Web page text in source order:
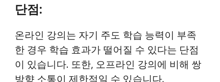
단점:
온라인 강의는 자기 주도 학습 능력이 부족
한 경우 학습 효과가 떨어질 수 있다는 단점
이 있습니다. 또한, 오프라인 강의에 비해 쌍
방향 소통이 제한적일 수 있습니다.